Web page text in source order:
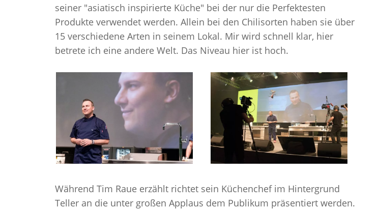
seiner "asiatisch inspirierte Küche" bei der nur die Perfektesten
Produkte verwendet werden. Allein bei den Chilisorten haben sie über
15 verschiedene Arten in seinem Lokal. Mir wird schnell klar, hier
betrete ich eine andere Welt. Das Niveau hier ist hoch.
Während Tim Raue erzählt richtet sein Küchenchef im Hintergrund
Teller an die unter großen Applaus dem Publikum präsentiert werden.